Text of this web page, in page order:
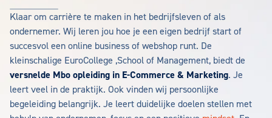
Klaar om carrière te maken in het bedrijfsleven of als
ondernemer. Wij leren jou hoe je een eigen bedrijf start of
succesvol een online business of webshop runt. De
kleinschalige EuroCollege ,School of Management, biedt de
versnelde Mbo opleiding in E-Commerce & Marketing. Je
leert veel in de praktijk. Ook vinden wij persoonlijke
begeleiding belangrijk. Je leert duidelijke doelen stellen met